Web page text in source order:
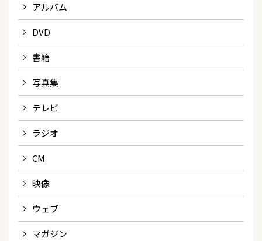
アルバム
DVD
書籍
写真集
テレビ
ラジオ
CM
映像
ウェブ
マガジン